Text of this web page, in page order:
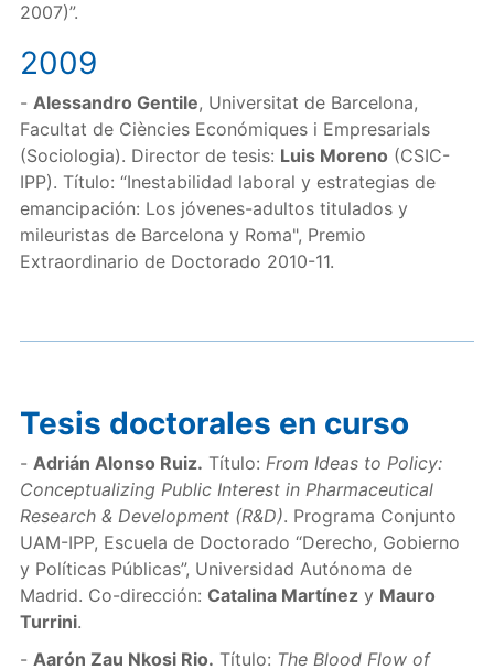
2007)”.
2009
- Alessandro Gentile, Universitat de Barcelona,
Facultat de Ciències Económiques i Empresarials
(Sociologia). Director de tesis: Luis Moreno (CSIC-
IPP). Título: “Inestabilidad laboral y estrategias de
emancipación: Los jóvenes-adultos titulados y
mileuristas de Barcelona y Roma", Premio
Extraordinario de Doctorado 2010-11.
Tesis doctorales en curso
- Adrián Alonso Ruiz. Título: From Ideas to Policy:
Conceptualizing Public Interest in Pharmaceutical
Research & Development (R&D). Programa Conjunto
UAM-IPP, Escuela de Doctorado “Derecho, Gobierno
y Políticas Públicas”, Universidad Autónoma de
Madrid. Co-dirección: Catalina Martínezy Mauro
Turrini.
- Aarón Zau Nkosi Rio. Título: The Blood Flow of